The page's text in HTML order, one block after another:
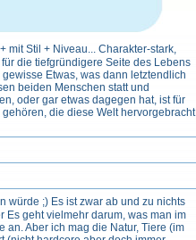
mit Stil + Niveau... Charakter-stark,
die tiefgründigere Seite des Lebens
Etwas, was dann letztendlich
beiden Menschen statt und
oder gar etwas dagegen hat, ist für
die diese Welt hervorgebracht
würde ;) Es ist zwar ab und zu nichts
geht vielmehr darum, was man im
an. Aber ich mag die Natur, Tiere (im